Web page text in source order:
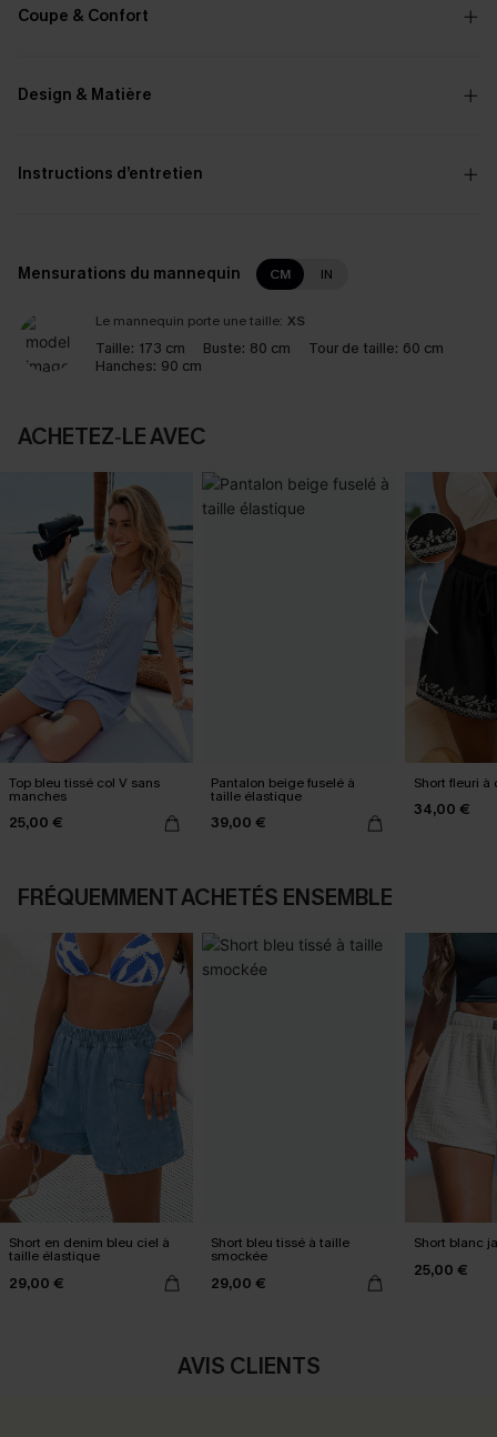
Coupe & Confort
Design & Matière
Instructions d’entretien
Mensurations du mannequin CM IN
Le mannequin porte une taille: XS
Taille: 173 cm Buste: 80 cm Tour de taille: 60 cm
Hanches: 90 cm
ACHETEZ‑LE AVEC
Top bleu tissé col V sans
manches
25,00 €
Pantalon beige fuselé à
taille élastique
39,00 €
Short fleuri à
34,00 €
FRÉQUEMMENT ACHETÉS ENSEMBLE
Short en denim bleu ciel à
taille élastique
29,00 €
Short bleu tissé à taille
smockée
29,00 €
Short blanc
25,00 €
AVIS CLIENTS